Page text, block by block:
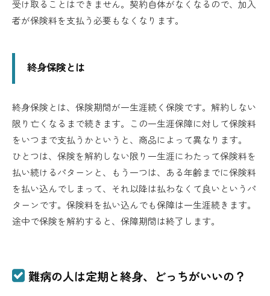
受け取ることはできません。契約自体がなくなるので、加入
者が保険料を支払う必要もなくなります。
終身保険とは
終身保険とは、保険期間が一生涯続く保険です。解約しない
限り亡くなるまで続きます。この一生涯保障に対して保険料
をいつまで支払うかというと、商品によって異なります。
ひとつは、保険を解約しない限り一生涯にわたって保険料を
払い続けるパターンと、もう一つは、ある年齢までに保険料
を払い込んでしまって、それ以降は払わなくて良いというパ
ターンです。保険料を払い込んでも保障は一生涯続きます。
途中で保険を解約すると、保障期間は終了します。
難病の人は定期と終身、どっちがいいの？